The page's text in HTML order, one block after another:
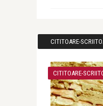
CITITOARE-
CITITOARE-